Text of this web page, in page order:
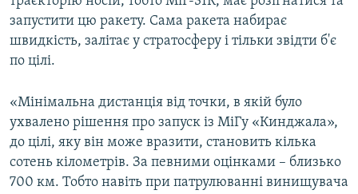
запустити цю ракету. Сама ракета набирає
швидкість, залітає у стратосферу і тільки звідти б'є
по цілі.
«Мінімальна дистанція від точки, в якій було
ухвалено рішення про запуск із МіГу «Кинджала»,
до цілі, яку він може вразити, становить кілька
сотень кілометрів. За певними оцінками – близько
700 км. Тобто навіть при патрулюванні винищувача